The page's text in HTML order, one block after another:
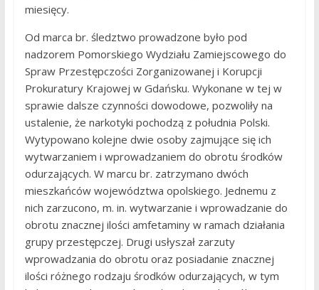
miesięcy.
Od marca br. śledztwo prowadzone było pod
nadzorem Pomorskiego Wydziału Zamiejscowego do
Spraw Przestępczości Zorganizowanej i Korupcji
Prokuratury Krajowej w Gdańsku. Wykonane w tej w
sprawie dalsze czynności dowodowe, pozwoliły na
ustalenie, że narkotyki pochodzą z południa Polski.
Wytypowano kolejne dwie osoby zajmujące się ich
wytwarzaniem i wprowadzaniem do obrotu środków
odurzających. W marcu br. zatrzymano dwóch
mieszkańców województwa opolskiego. Jednemu z
nich zarzucono, m. in. wytwarzanie i wprowadzanie do
obrotu znacznej ilości amfetaminy w ramach działania
grupy przestępczej. Drugi usłyszał zarzuty
wprowadzania do obrotu oraz posiadanie znacznej
ilości różnego rodzaju środków odurzających, w tym